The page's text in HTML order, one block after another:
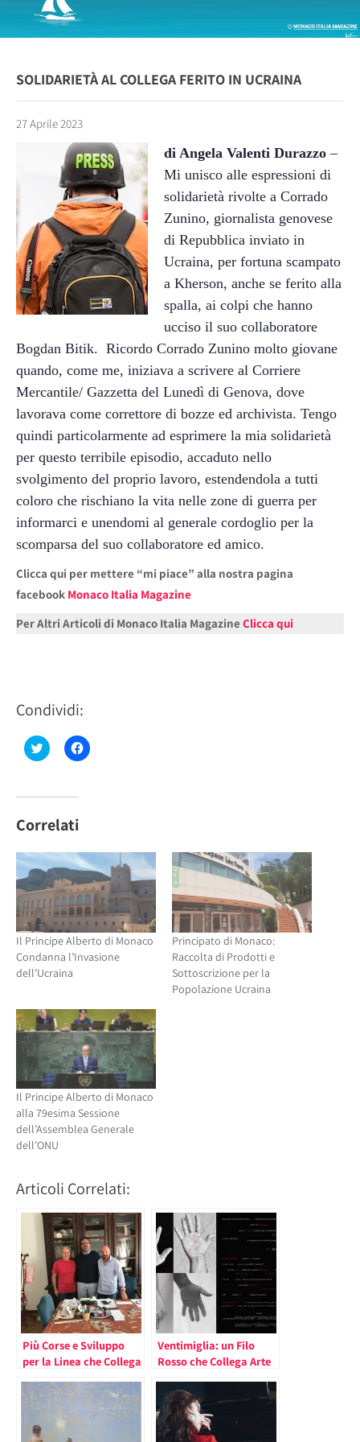
SOLIDARIETÀ AL COLLEGA FERITO IN UCRAINA
27 Aprile 2023
di Angela Valenti Durazzo –
Mi unisco alle espressioni di
solidarietà rivolte a Corrado
Zunino, giornalista genovese
di Repubblica inviato in
Ucraina, per fortuna scampato
a Kherson, anche se ferito alla
spalla, ai colpi che hanno
ucciso il suo collaboratore
Bogdan Bitik. Ricordo Corrado Zunino molto giovane
quando, come me, iniziava a scrivere al Corriere
Mercantile/ Gazzetta del Lunedì di Genova, dove
lavorava come correttore di bozze ed archivista. Tengo
quindi particolarmente ad esprimere la mia solidarietà
per questo terribile episodio, accaduto nello
svolgimento del proprio lavoro, estendendola a tutti
coloro che rischiano la vita nelle zone di guerra per
informarci e unendomi al generale cordoglio per la
scomparsa del suo collaboratore ed amico.
Clicca qui per mettere “mi piace” alla nostra pagina
facebook Monaco Italia Magazine
Per Altri Articoli di Monaco Italia Magazine Clicca qui
Condividi:
Fai
clic
su
(Si
apre
una
nuova
finestra)
Fai
clic
nuova
finestra)
Correlati
Il Principe Alberto di Monaco
Condanna l’Invasione
dell’Ucraina
Principato di Monaco:
Raccolta di Prodotti e
Sottoscrizione per la
Popolazione Ucraina
Il Principe Alberto di Monaco
alla 79esima Sessione
dell’Assemblea Generale
dell’ONU
Articoli Correlati:
Più Corse e Sviluppo
per la Linea che Collega
Attraverso la Francia
Ventimiglia: un Filo
Rosso che Collega Arte
Giornata del
Contemporaneo AMACI